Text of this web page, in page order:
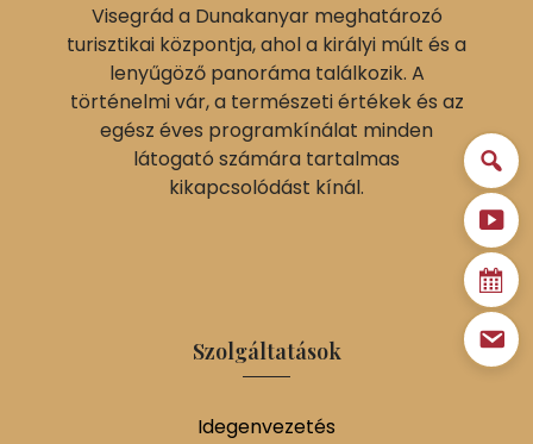
Visegrád a Dunakanyar meghatározó
turisztikai központja, ahol a királyi múlt és a
lenyűgöző panoráma találkozik. A
történelmi vár, a természeti értékek és az
egész éves programkínálat minden
látogató számára tartalmas
kikapcsolódást kínál.
Szolgáltatások
Idegenvezetés